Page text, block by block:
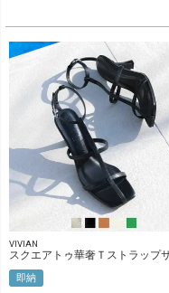
VIVIAN
即納